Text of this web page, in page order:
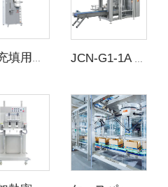
JCN-G1-1A 自動袋置き機